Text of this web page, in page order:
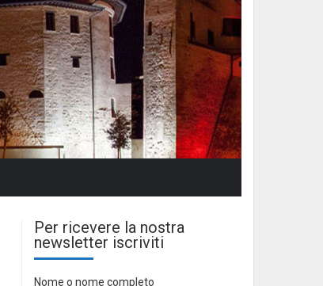
Per ricevere la nostra
newsletter iscriviti
Nome o nome completo